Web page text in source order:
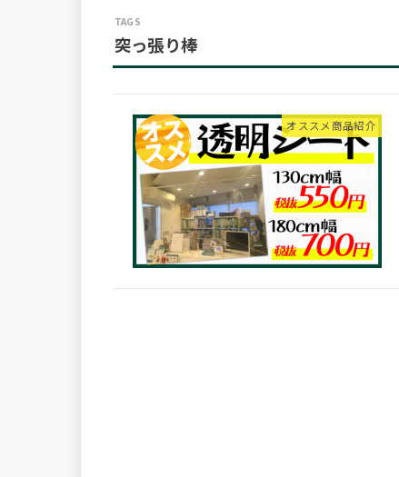
突っ張り棒
オススメ商品紹介